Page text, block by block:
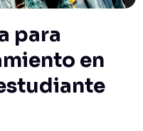
para
en